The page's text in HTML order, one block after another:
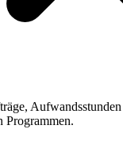
Programmen.